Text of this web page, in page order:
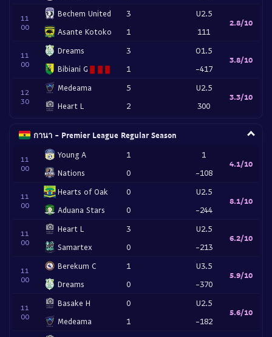
11
00
Bechem United
Asante Kotoko
3
1
U2.5
111
2.8/10
11
00
Dreams
Bibiani G
3
1
O1.5
-417
3.8/10
12
30
Medeama
Heart L
5
2
U2.5
300
3.3/10
กานา - Premier League Regular Season
11
00
Young A
Nations
1
0
1
-108
4.1/10
11
00
Hearts of Oak
Aduana Stars
0
0
U2.5
-244
8.1/10
11
00
Heart L
Samartex
3
0
U2.5
-213
6.2/10
11
00
Berekum C
Dreams
1
0
U3.5
-370
5.9/10
11
00
Basake H
Medeama
0
1
U2.5
-182
5.6/10